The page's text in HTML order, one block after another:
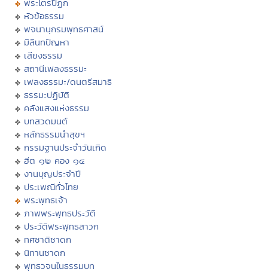
พระไตรปิฏก
หัวข้อธรรม
พจนานุกรมพุทธศาสน์
มิลินทปัญหา
เสียงธรรม
สถานีเพลงธรรมะ
เพลงธรรมะ/ดนตรีสมาธิ
ธรรมะปฏิบัติ
คลังแสงแห่งธรรม
บทสวดมนต์
หลักธรรมนำสุขฯ
กรรมฐานประจำวันเกิด
ฮีต ๑๒ คอง ๑๔
งานบุญประจำปี
ประเพณีทั่วไทย
พระพุทธเจ้า
ภาพพระพุทธประวัติ
ประวัติพระพุทธสาวก
ทศชาติชาดก
นิทานชาดก
พุทธวจนในธรรมบท